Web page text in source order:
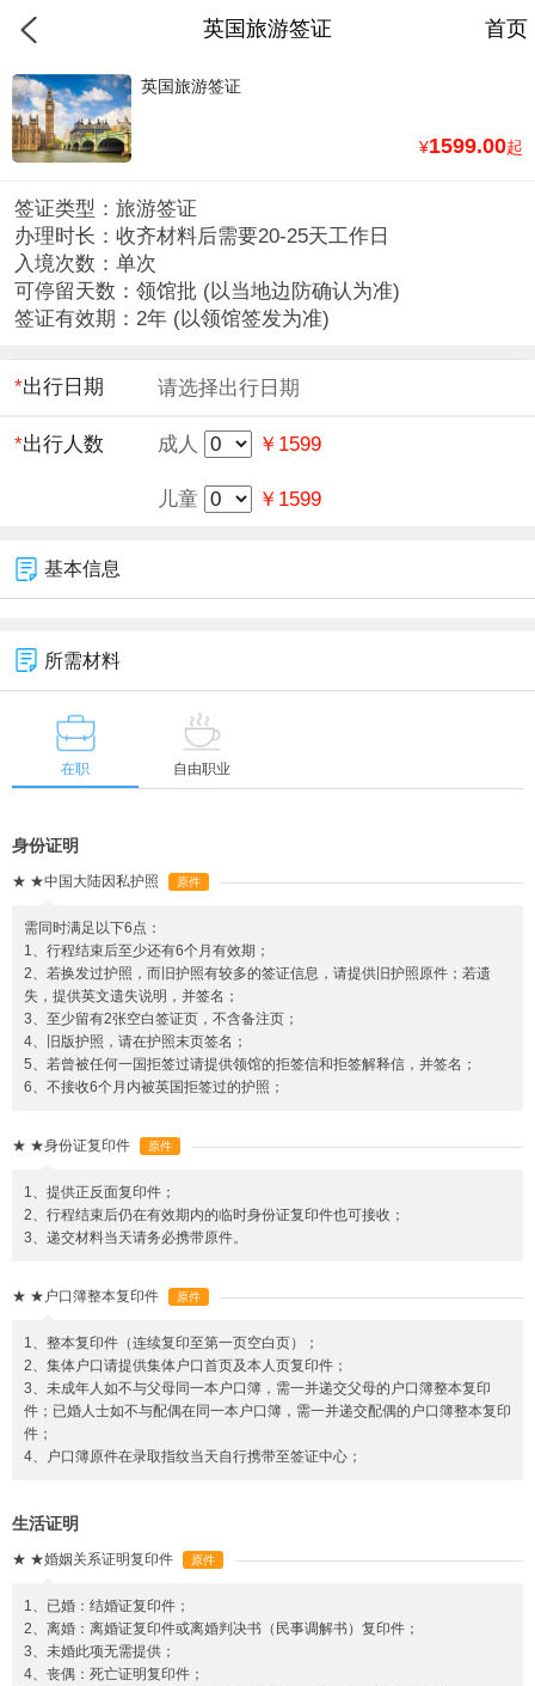
英国旅游签证 首页
英国旅游签证
¥1599.00起
签证类型：旅游签证
办理时长：收齐材料后需要20-25天工作日
入境次数：单次
可停留天数：领馆批 (以当地边防确认为准)
签证有效期：2年 (以领馆签发为准)
*出行日期 请选择出行日期
*出行人数 成人 ￥1599
儿童 ￥1599
基本信息
所需材料
在职 自由职业
身份证明
★ ★中国大陆因私护照 原件
需同时满足以下6点：
1、行程结束后至少还有6个月有效期；
2、若换发过护照，而旧护照有较多的签证信息，请提供旧护照原件；若遗
失，提供英文遗失说明，并签名；
3、至少留有2张空白签证页，不含备注页；
4、旧版护照，请在护照末页签名；
5、若曾被任何一国拒签过请提供领馆的拒签信和拒签解释信，并签名；
6、不接收6个月内被英国拒签过的护照；
★ ★身份证复印件 原件
1、提供正反面复印件；
2、行程结束后仍在有效期内的临时身份证复印件也可接收；
3、递交材料当天请务必携带原件。
★ ★户口簿整本复印件 原件
1、整本复印件（连续复印至第一页空白页）；
2、集体户口请提供集体户口首页及本人页复印件；
3、未成年人如不与父母同一本户口簿，需一并递交父母的户口簿整本复印
件；已婚人士如不与配偶在同一本户口簿，需一并递交配偶的户口簿整本复印
件；
4、户口簿原件在录取指纹当天自行携带至签证中心；
生活证明
★ ★婚姻关系证明复印件 原件
1、已婚：结婚证复印件；
2、离婚：离婚证复印件或离婚判决书（民事调解书）复印件；
3、未婚此项无需提供；
4、丧偶：死亡证明复印件；